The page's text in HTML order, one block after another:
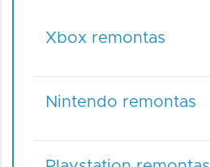
Xbox remontas
Nintendo remontas